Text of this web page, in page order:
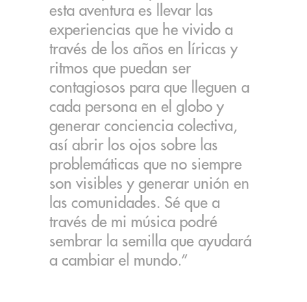
esta aventura es llevar las
experiencias que he vivido a
través de los años en líricas y
ritmos que puedan ser
contagiosos para que lleguen a
cada persona en el globo y
generar conciencia colectiva,
así abrir los ojos sobre las
problemáticas que no siempre
son visibles y generar unión en
las comunidades. Sé que a
través de mi música podré
sembrar la semilla que ayudará
a cambiar el mundo.”